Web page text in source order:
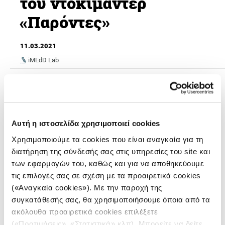
Αυτή η ιστοσελίδα χρησιμοποιεί cookies
Χρησιμοποιούμε τα cookies που είναι αναγκαία για τη
διατήρηση της σύνδεσής σας στις υπηρεσίες του site και
των εφαρμογών του, καθώς και για να αποθηκεύουμε
τις επιλογές σας σε σχέση με τα προαιρετικά cookies
(«Αναγκαία cookies»). Με την παροχή της
συγκατάθεσής σας, θα χρησιμοποιήσουμε όποια από τα
ακόλουθα προαιρετικά cookies επιλέξετε
«Παρόντες»
11.03.2021
iMEdD Lab
Μια αποτύπωση σε βάθος, σε κάθε πτυχή της
άμεση – τη στιγμή ακριβώς που συμβαίνει, μέσα
από πολλές και διαφορετικές αποκλειστικές
μαρτυρίες και ιστορίες.
ΘΕΜΑΤΑ
Η υποστελέχωση στις ΜΕΘ COVID και η σχέση
θνητότητας-πληρότητας στο ΕΣΥ
10.03.2021
Κέλλυ Κική